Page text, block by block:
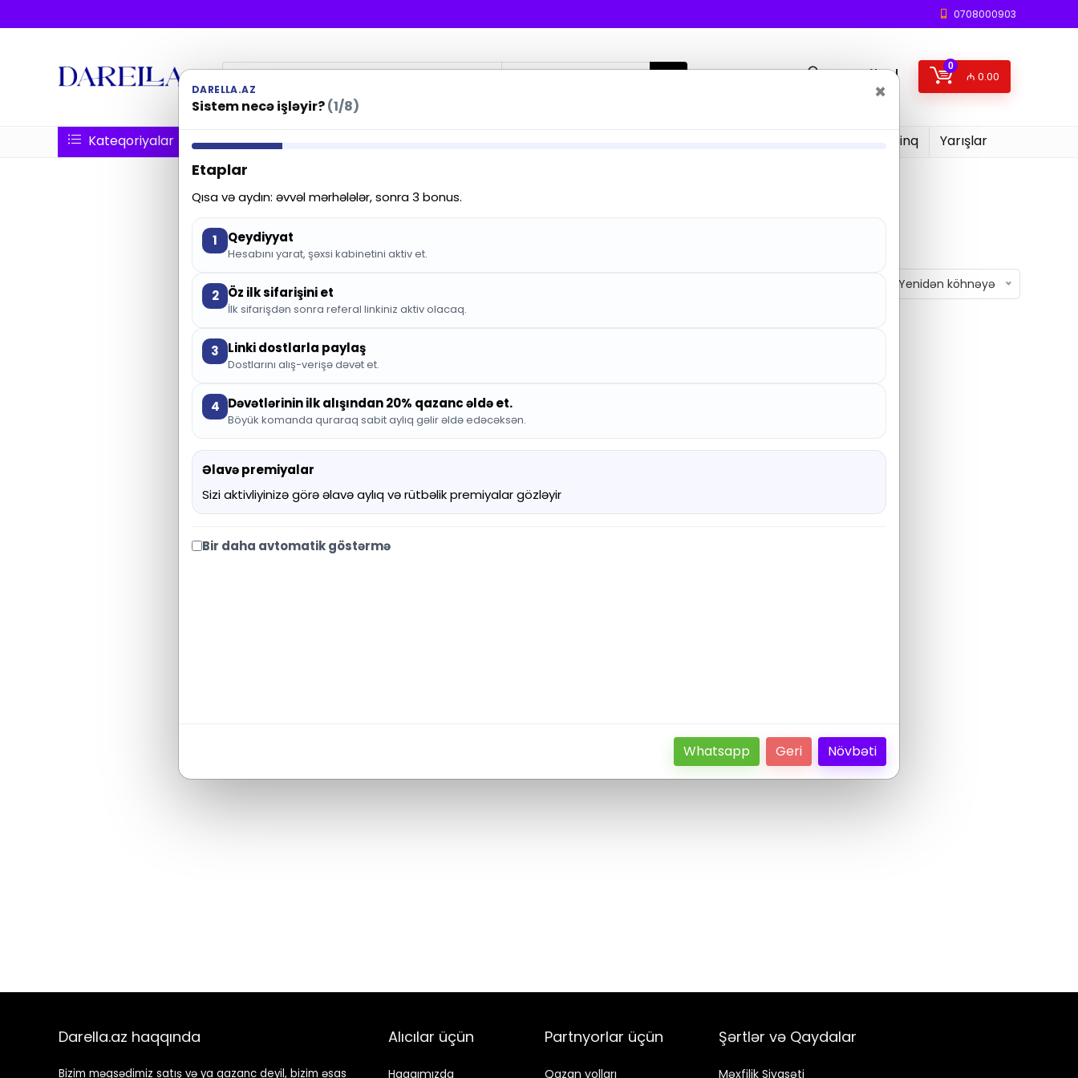
0708000903
Məhsul
axtar:
Daxil ol 0
₼ 0.00
Kateqoriyalar Haqqımızda Reytinq Yarışlar
Yenidən köhnəyə
Məhsul tapılmadı
DARELLA.AZ
Sistem necə işləyir?(1/8)
×
Etaplar
Qısa və aydın: əvvəl mərhələlər, sonra 3 bonus.
1 Qeydiyyat
Hesabını yarat, şəxsi kabinetini aktiv et.
2 Öz ilk sifarişini et
İlk sifarişdən sonra referal linkiniz aktiv olacaq.
3 Linki dostlarla paylaş
Dostlarını alış-verişə dəvət et.
4 Dəvətlərinin ilk alışından 20% qazanc əldə et.
Böyük komanda quraraq sabit aylıq gəlir əldə edəcəksən.
Əlavə premiyalar
Sizi aktivliyinizə görə əlavə aylıq və rütbəlik premiyalar gözləyir
Bir daha avtomatik göstərmə
Whatsapp Geri Növbəti
Darella.az haqqında
Bizim məqsədimiz satış və ya qazanc deyil, bizim əsas
Alıcılar üçün
Haqqımızda
Partnyorlar üçün
Qazan yolları
Şərtlər və Qaydalar
Məxfilik Siyasəti